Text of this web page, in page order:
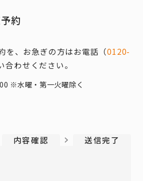
約
を、お急ぎの方はお電話（0120-
合わせください。
※水曜・第一火曜除く
内容確認 送信完了